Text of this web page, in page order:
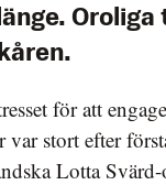
för att
var stort efter
Lotta